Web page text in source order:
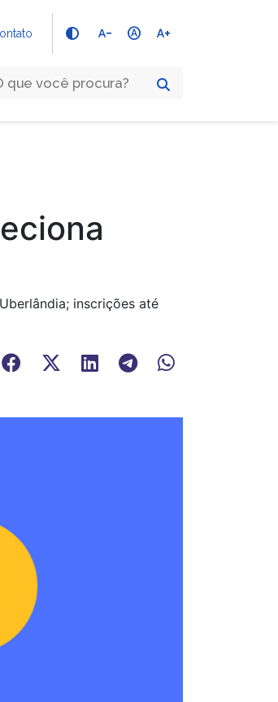
text_decrease hdr_auto text_increase
inscrições até